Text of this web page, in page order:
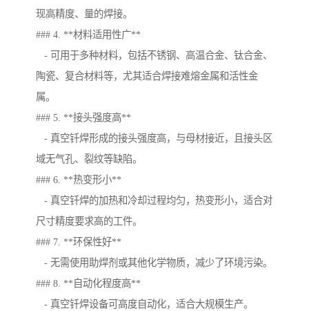
现高精度、量的焊接。
### 4. **材料适用性广**
- 可用于多种材料，包括不锈钢、高温合金、钛合金、
陶瓷、复合材料等，尤其适合焊接难熔金属和活性金
属。
### 5. **接头强度高**
- 真空钎焊形成的接头强度高，与母材接近，且接头区
域无气孔、裂纹等缺陷。
### 6. **热变形小**
- 真空钎焊的加热和冷却过程均匀，热变形小，适合对
尺寸精度要求高的工件。
### 7. **环保性好**
- 无需使用助焊剂或其他化学物质，减少了环境污染。
### 8. **自动化程度高**
- 真空钎焊设备可高度自动化，适合大规模生产。